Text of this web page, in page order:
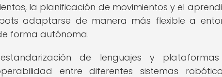
la planificación de movimientos y el
adaptarse de manera más flexible a
forma autónoma.
de lenguajes y
entre diferentes sistemas